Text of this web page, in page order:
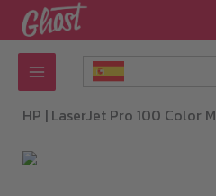
al
contenido
HP | LaserJet Pro 100 Color